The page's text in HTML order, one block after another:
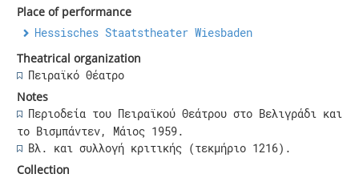
Place of performance
Hessisches Staatstheater Wiesbaden
Theatrical organization
Πειραϊκό Θέατρο
Notes
Περιοδεία του Πειραϊκού Θεάτρου στο Βελιγράδι και
το Βισμπάντεν, Μάιος 1959.
Βλ. και συλλογή κριτικής (τεκμήριο 1216).
Collection